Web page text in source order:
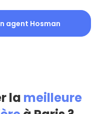
agent Hosman
la meilleure